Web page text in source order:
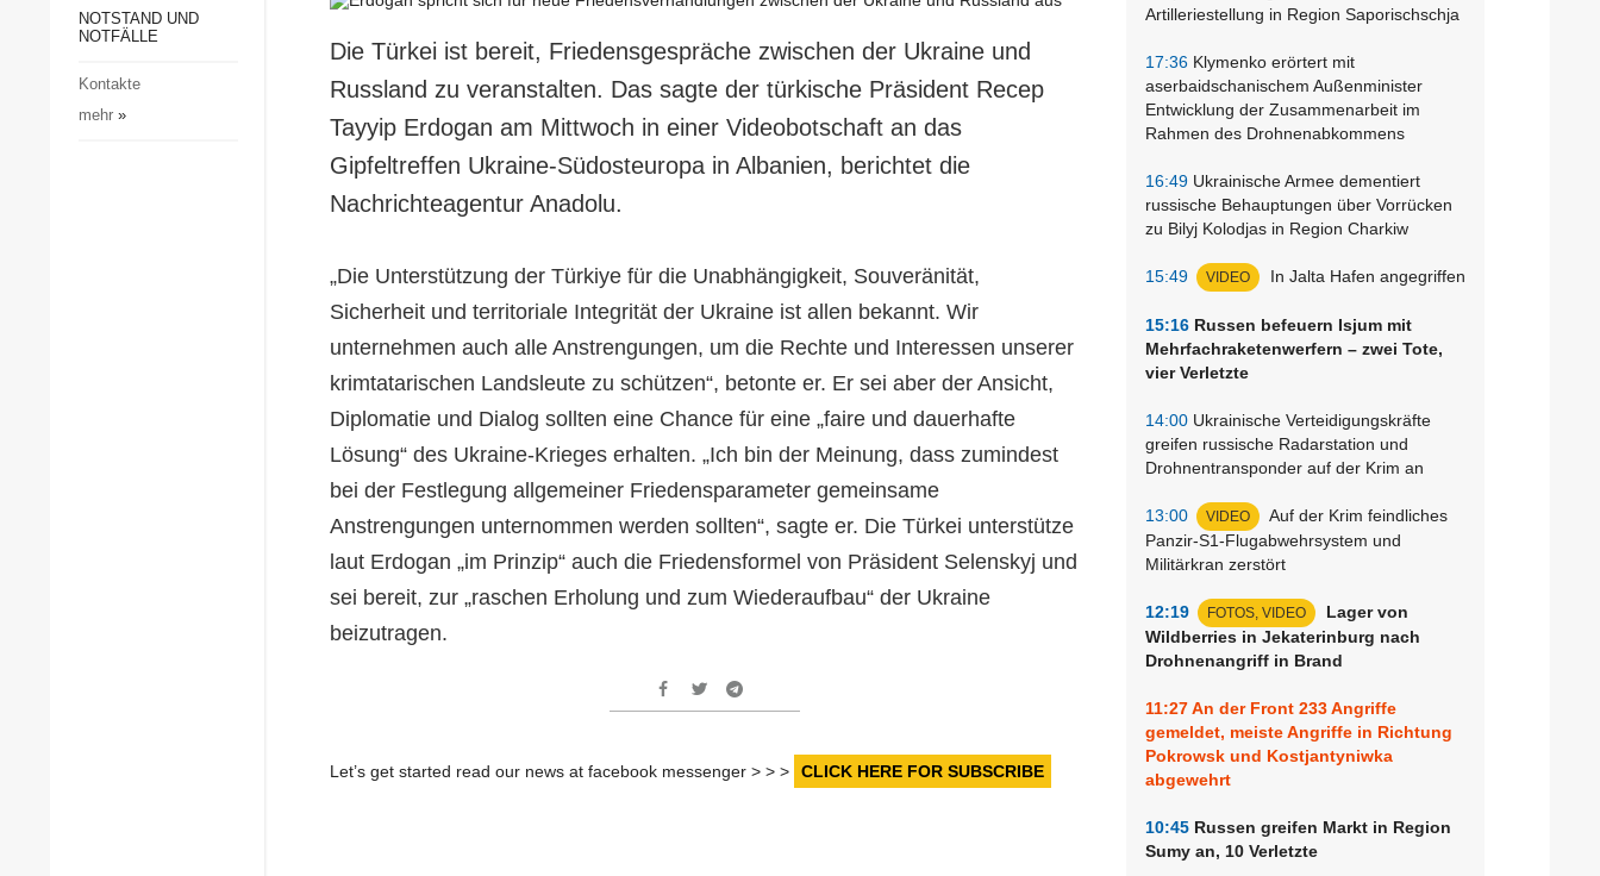
Gesellschaft und Kultur
Notstand und Notfälle
NOTSTAND UND
NOTFÄLLE
Kontakte
mehr»
Artilleriestellung in Region Saporischschja
17:36 Klymenko erörtert mit
aserbaidschanischem Außenminister
Entwicklung der Zusammenarbeit im
Rahmen des Drohnenabkommens
16:49 Ukrainische Armee dementiert
russische Behauptungen über Vorrücken
zu Bilyj Kolodjas in Region Charkiw
15:49 VIDEO In Jalta Hafen angegriffen
15:16 Russen befeuern Isjum mit
Mehrfachraketenwerfern – zwei Tote,
vier Verletzte
14:00 Ukrainische Verteidigungskräfte
greifen russische Radarstation und
Drohnentransponder auf der Krim an
13:00 VIDEO
Auf der Krim feindliches
Panzir-S1-Flugabwehrsystem und
Militärkran zerstört
12:19 FOTOS, VIDEO
Lager von
Wildberries in Jekaterinburg nach
Drohnenangriff in Brand
11:27An der Front 233 Angriffe
gemeldet, meiste Angriffe in Richtung
Pokrowsk und Kostjantyniwka
abgewehrt
10:45 Russen greifen Markt in Region
Sumy an, 10 Verletzte
Die Türkei ist bereit, Friedensgespräche zwischen der Ukraine und
Russland zu veranstalten. Das sagte der türkische Präsident Recep
Tayyip Erdogan am Mittwoch in einer Videobotschaft an das
Gipfeltreffen Ukraine-Südosteuropa in Albanien, berichtet die
Nachrichteagentur Anadolu.
„Die Unterstützung der Türkiye für die Unabhängigkeit, Souveränität,
Sicherheit und territoriale Integrität der Ukraine ist allen bekannt. Wir
unternehmen auch alle Anstrengungen, um die Rechte und Interessen unserer
krimtatarischen Landsleute zu schützen“, betonte er. Er sei aber der Ansicht,
Diplomatie und Dialog sollten eine Chance für eine „faire und dauerhafte
Lösung“ des Ukraine-Krieges erhalten. „Ich bin der Meinung, dass zumindest
bei der Festlegung allgemeiner Friedensparameter gemeinsame
Anstrengungen unternommen werden sollten“, sagte er. Die Türkei unterstütze
laut Erdogan „im Prinzip“ auch die Friedensformel von Präsident Selenskyj und
sei bereit, zur „raschen Erholung und zum Wiederaufbau“ der Ukraine
beizutragen.
Let’s get started read our news at facebook messenger > > > CLICK HERE FOR SUBSCRIBE